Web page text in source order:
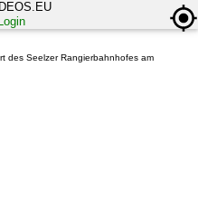
Login
des Seelzer Rangierbahnhofes am